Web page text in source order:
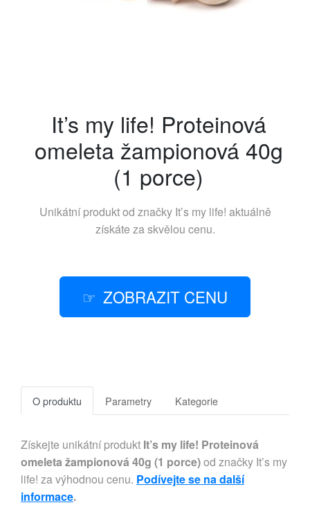
It’s my life! Proteinová
omeleta žampionová 40g
(1 porce)
Unikátní produkt od značky It’s my life! aktuálně
získáte za skvělou cenu.
ZOBRAZIT CENU
O produktu Parametry Kategorie
Získejte unikátní produkt It’s my life! Proteinová
omeleta žampionová 40g (1 porce)od značky It’s my
life! za výhodnou cenu. Podívejte se na další
informace.